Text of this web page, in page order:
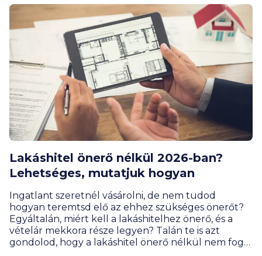
Lakáshitel önerő nélkül 2026-ban?
Lehetséges, mutatjuk hogyan
Ingatlant szeretnél vásárolni, de nem tudod
hogyan teremtsd elő az ehhez szükséges önerőt?
Egyáltalán, miért kell a lakáshitelhez önerő, és a
vételár mekkora része legyen? Talán te is azt
gondolod, hogy a lakáshitel önerő nélkül nem fog